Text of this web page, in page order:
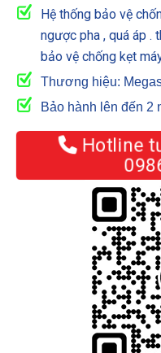
Hệ thống bảo vệ
ngược pha , quá áp .
bảo vệ chống kẹt
Thương hiệu:
Bảo hành lên đến 2
Hotline tư